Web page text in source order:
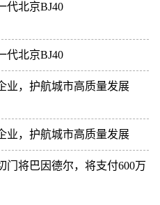
代北京BJ40
代北京BJ40
业，护航城市高质量发展
业，护航城市高质量发展
门将巴因德尔，将支付600万